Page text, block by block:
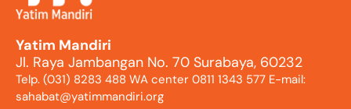
Yatim Mandiri
Jl. Raya Jambangan No. 70 Surabaya, 60232
Telp. (031) 8283 488 WA center 0811 1343 577 E-mail:
sahabat@yatimmandiri.org